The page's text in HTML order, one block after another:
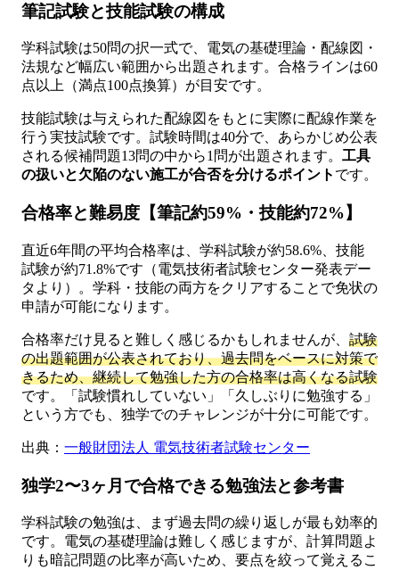
筆記試験と技能試験の構成
学科試験は50問の択一式で、電気の基礎理論・配線図・
法規など幅広い範囲から出題されます。合格ラインは60
点以上（満点100点換算）が目安です。
技能試験は与えられた配線図をもとに実際に配線作業を
行う実技試験です。試験時間は40分で、あらかじめ公表
される候補問題13問の中から1問が出題されます。 工具
の扱いと欠陥のない施工が合否を分けるポイント です。
合格率と難易度【筆記約59%・技能約72%】
直近6年間の平均合格率は、学科試験が約58.6%、技能
試験が約71.8%です（電気技術者試験センター発表デー
タより）。学科・技能の両方をクリアすることで免状の
申請が可能になります。
合格率だけ見ると難しく感じるかもしれませんが、 試験
の出題範囲が公表されており、過去問をベースに対策で
きるため、継続して勉強した方の合格率は高くなる試験
です。「試験慣れしていない」「久しぶりに勉強する」
という方でも、独学でのチャレンジが十分に可能です。
出典： 一般財団法人 電気技術者試験センター
独学2〜3ヶ月で合格できる勉強法と参考書
学科試験の勉強は、まず過去問の繰り返しが最も効率的
です。電気の基礎理論は難しく感じますが、計算問題よ
りも暗記問題の比率が高いため、要点を絞って覚えるこ